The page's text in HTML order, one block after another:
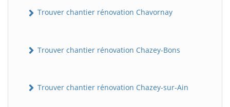
Trouver chantier rénovation Chavornay
Trouver chantier rénovation Chazey-Bons
Trouver chantier rénovation Chazey-sur-Ain